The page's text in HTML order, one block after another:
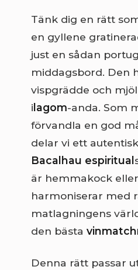
Tänk dig en rätt
en gyllene
just en sådan
middagsbord. Den
vispgrädde och
i lagom-anda. Som
förvandla en god
delar vi ett
Bacalhau espiritual
är hemmakock
harmoniserar med
matlagningens
den bästa
Denna rätt passar